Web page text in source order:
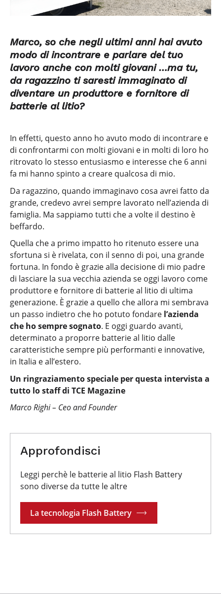
Marco, so che negli ultimi anni hai avuto
modo di incontrare e parlare del tuo
lavoro anche con molti giovani …ma tu,
da ragazzino ti saresti immaginato di
diventare un produttore e fornitore di
batterie al litio?
In effetti, questo anno ho avuto modo di incontrare e
di confrontarmi con molti giovani e in molti di loro ho
ritrovato lo stesso entusiasmo e interesse che 6 anni
fa mi hanno spinto a creare qualcosa di mio.
Da ragazzino, quando immaginavo cosa avrei fatto da
grande, credevo avrei sempre lavorato nell’azienda di
famiglia. Ma sappiamo tutti che a volte il destino è
beffardo.
Quella che a primo impatto ho ritenuto essere una
sfortuna si è rivelata, con il senno di poi, una grande
fortuna. In fondo è grazie alla decisione di mio padre
di lasciare la sua vecchia azienda se oggi lavoro come
produttore e fornitore di batterie al litio di ultima
generazione. È grazie a quello che allora mi sembrava
un passo indietro che ho potuto fondare l’azienda
che ho sempre sognato. E oggi guardo avanti,
determinato a proporre batterie al litio dalle
caratteristiche sempre più performanti e innovative,
in Italia e all’estero.
Un ringraziamento speciale per questa intervista a
tutto lo staff di TCE Magazine
Marco Righi – Ceo and Founder
Approfondisci
Leggi perchè le batterie al litio Flash Battery
sono diverse da tutte le altre
La tecnologia Flash Battery